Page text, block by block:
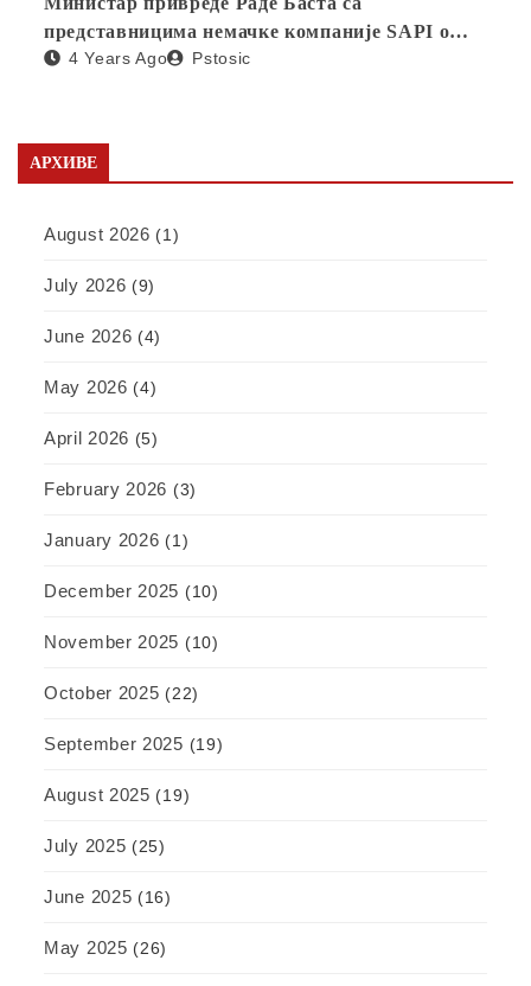
представницима немачке компаније SAPI о
отварању фабрике у Србији
4 Years Ago Pstosic
АРХИВЕ
August 2026 (1)
July 2026 (9)
June 2026 (4)
May 2026 (4)
April 2026 (5)
February 2026 (3)
January 2026 (1)
December 2025 (10)
November 2025 (10)
October 2025 (22)
September 2025 (19)
August 2025 (19)
July 2025 (25)
June 2025 (16)
May 2025 (26)